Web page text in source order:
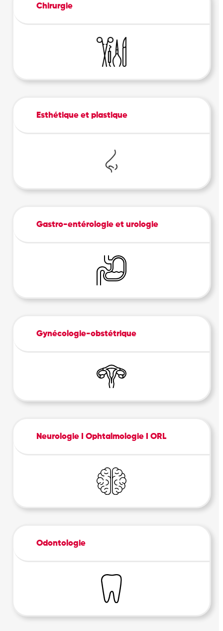
Chirurgie
Esthétique et plastique
Gastro-entérologie et urologie
Gynécologie-obstétrique
Neurologie I Ophtalmologie I ORL
Odontologie